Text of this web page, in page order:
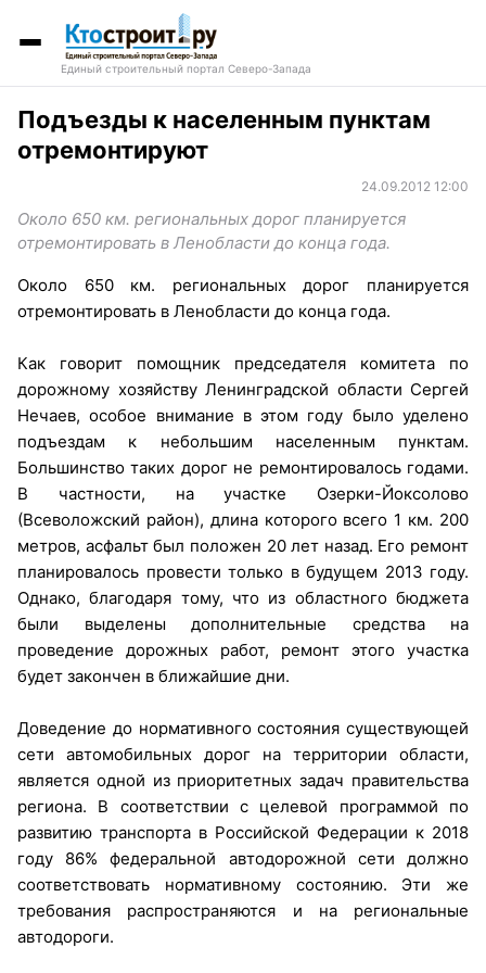
Единый строительный портал Северо-Запада
Подъезды к населенным пунктам
отремонтируют
24.09.2012 12:00
Около 650 км. региональных дорог планируется
отремонтировать в Ленобласти до конца года.
Около 650 км. региональных дорог планируется
отремонтировать в Ленобласти до конца года.
Как говорит помощник председателя комитета по
дорожному хозяйству Ленинградской области Сергей
Нечаев, особое внимание в этом году было уделено
подъездам к небольшим населенным пунктам.
Большинство таких дорог не ремонтировалось годами.
В частности, на участке Озерки-Йоксолово
(Всеволожский район), длина которого всего 1 км. 200
метров, асфальт был положен 20 лет назад. Его ремонт
планировалось провести только в будущем 2013 году.
Однако, благодаря тому, что из областного бюджета
были выделены дополнительные средства на
проведение дорожных работ, ремонт этого участка
будет закончен в ближайшие дни.
Доведение до нормативного состояния существующей
сети автомобильных дорог на территории области,
является одной из приоритетных задач правительства
региона. В соответствии с целевой программой по
развитию транспорта в Российской Федерации к 2018
году 86% федеральной автодорожной сети должно
соответствовать нормативному состоянию. Эти же
требования распространяются и на региональные
автодороги.